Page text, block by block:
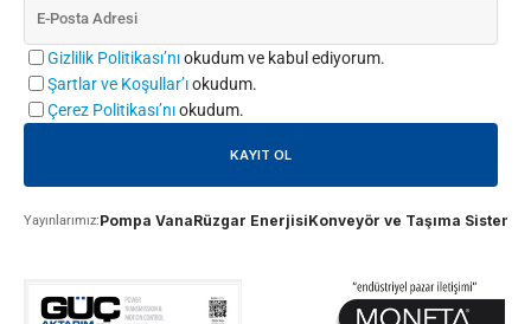
Gizlilik Politikası’nıokudum ve kabul ediyorum.
Şartlar ve Koşullar’ıokudum.
Çerez Politikası’nıokudum.
Yayınlarımız:Pompa VanaRüzgar EnerjisiKonveyör ve Taşıma